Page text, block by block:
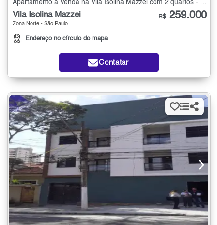
Apartamento à Venda na Vila Isolina Mazzei com 2 quartos - 35 m²
Vila Isolina Mazzei
Zona Norte - São Paulo
Endereço no círculo do mapa
R$ 259.000
Contatar